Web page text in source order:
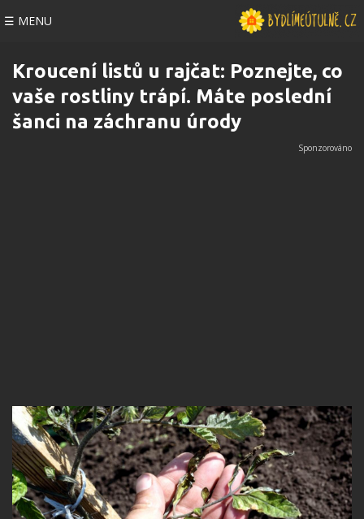
☰ MENU
Kroucení listů u rajčat: Poznejte, co
vaše rostliny trápí. Máte poslední
šanci na záchranu úrody